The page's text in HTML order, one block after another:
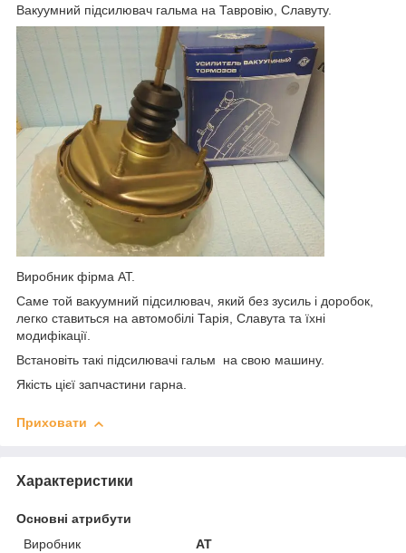
Вакуумний підсилювач гальма на Тавровію, Славуту.
Виробник фірма АТ.
Саме той вакуумний підсилювач, який без зусиль і доробок,
легко ставиться на автомобілі Тарія, Славута та їхні
модифікації.
Встановіть такі підсилювачі гальм на свою машину.
Якість цієї запчастини гарна.
Приховати
Характеристики
Основні атрибути
Виробник
AT